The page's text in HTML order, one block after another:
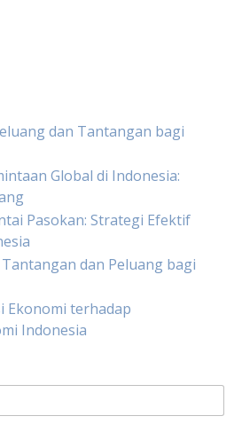
dan Tantangan bagi
Global di Indonesia:
Pasokan: Strategi Efektif
dan Peluang bagi
Ekonomi terhadap
Indonesia